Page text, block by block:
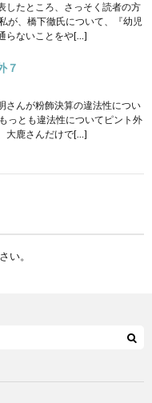
たところ、さっそく読者の方
、橋下徹氏について、『幼児
らないことをや[…]
７
さんが粉飾決算の違法性につい
っとも違法性についてピント外
大鹿さんだけで[…]
い。